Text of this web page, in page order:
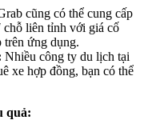
cũng có thể cung cấp
chỗ liên tỉnh với giá cố
trên ứng dụng.
Nhiều công ty du lịch tại
xe hợp đồng, bạn có thể
quả: